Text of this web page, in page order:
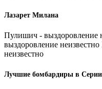
Лазарет Милана
Пулишич - выздоровление
выздоровление
неизвестно
Лучшие бомбардиры в